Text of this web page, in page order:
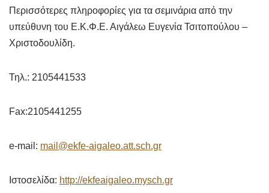
Περισσότερες πληροφορίες για τα σεμινάρια από την
υπεύθυνη του Ε.Κ.Φ.Ε. Αιγάλεω Ευγενία Τσιτοπούλου –
Χριστοδουλίδη.
Τηλ.: 2105441533
Fax:2105441255
e-mail: mail@ekfe-aigaleo.att.sch.gr
Ιστοσελίδα: http://ekfeaigaleo.mysch.gr